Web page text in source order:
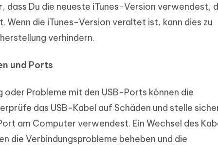
dass Du die neueste iTunes-Version verwendest,
Wenn die iTunes-Version veraltet ist, kann dies zu
verhindern.
und Ports
Probleme mit den USB-Ports können die
das USB-Kabel auf Schäden und stelle
am Computer verwendest. Ein Wechsel des
die Verbindungsprobleme beheben und die